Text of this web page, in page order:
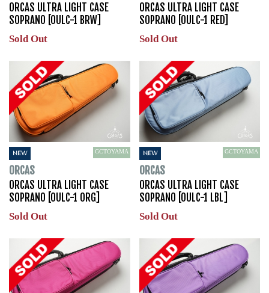
ORCAS ULTRA LIGHT CASE
SOPRANO [OULC-1 BRW]
Sold Out
ORCAS ULTRA LIGHT CASE
SOPRANO [OULC-1 RED]
Sold Out
NEW GCTOYAMA
ORCAS
ORCAS ULTRA LIGHT CASE
SOPRANO [OULC-1 ORG]
Sold Out
NEW GCTOYAMA
ORCAS
ORCAS ULTRA LIGHT CASE
SOPRANO [OULC-1 LBL]
Sold Out